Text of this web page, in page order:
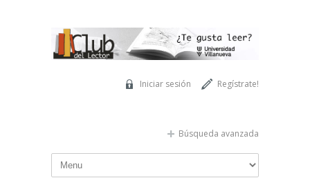
Regístrate!
Iniciar sesión
Búsqueda avanzada